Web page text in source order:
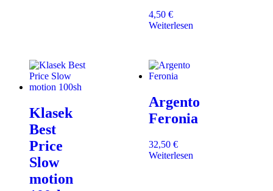
4,50 €
Weiterlesen
Klasek
Best
Price
Slow
motion
Argento
Feronia
32,50 €
Weiterlesen